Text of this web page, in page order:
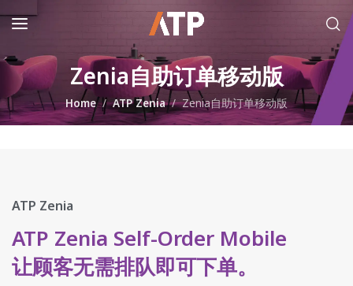
Zenia自助订单移动版
Home ATP Zenia Zenia自助订单移动版
ATP Zenia
ATP Zenia Self-Order Mobile
让顾客无需排队即可下单。